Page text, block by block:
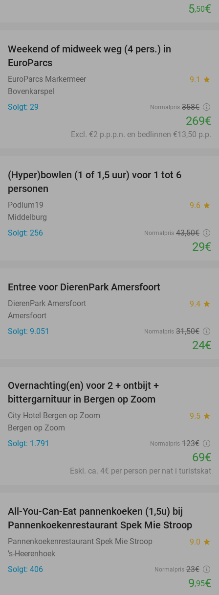
5,50€
Weekend of midweek weg (4 pers.) in
EuroParcs
EuroParcs Markermeer 9.1 star
Bovenkarspel
Solgt: 29
Normalpris 358€
269€
Excl. €2 p.p.p.n. en bedlinnen €13,50 p.p.
(Hyper)bowlen (1 of 1,5 uur) voor 1 tot 6
personen
Podium19 9.6 star
Middelburg
Solgt: 256
Normalpris 43,50€
29€
Entree voor DierenPark Amersfoort
DierenPark Amersfoort 9.4 star
Amersfoort
Solgt: 9.051
Normalpris 31,50€
24€
Overnachting(en) voor 2 + ontbijt +
bittergarnituur in Bergen op Zoom
City Hotel Bergen op Zoom 9.5 star
Bergen op Zoom
Solgt: 1.791
Normalpris 123€
69€
Eskl. ca. 4€ per person per nat i turistskat
All-You-Can-Eat pannenkoeken (1,5u) bij
Pannenkoekenrestaurant Spek Mie Stroop
Pannenkoekenrestaurant Spek Mie Stroop 9.0 star
's-Heerenhoek
Solgt: 406
Normalpris 23€
9,95€